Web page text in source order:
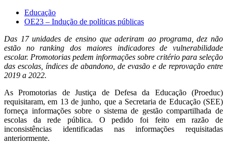
Educação
OE23 – Indução de políticas públicas
Das 17 unidades de ensino que aderiram ao programa, dez não
estão no ranking dos maiores indicadores de vulnerabilidade
escolar. Promotorias pedem informações sobre critério para seleção
das escolas, índices de abandono, de evasão e de reprovação entre
2019 a 2022.
As Promotorias de Justiça de Defesa da Educação (Proeduc)
requisitaram, em 13 de junho, que a Secretaria de Educação (SEE)
forneça informações sobre o sistema de gestão compartilhada de
escolas da rede pública. O pedido foi feito em razão de
inconsistências identificadas nas informações requisitadas
anteriormente.